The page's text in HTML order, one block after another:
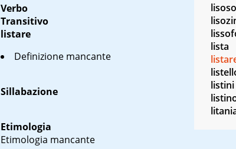
Verbo
Transitivo
listare
Definizione mancante
Sillabazione
Etimologia
Etimologia mancante
lista
listini